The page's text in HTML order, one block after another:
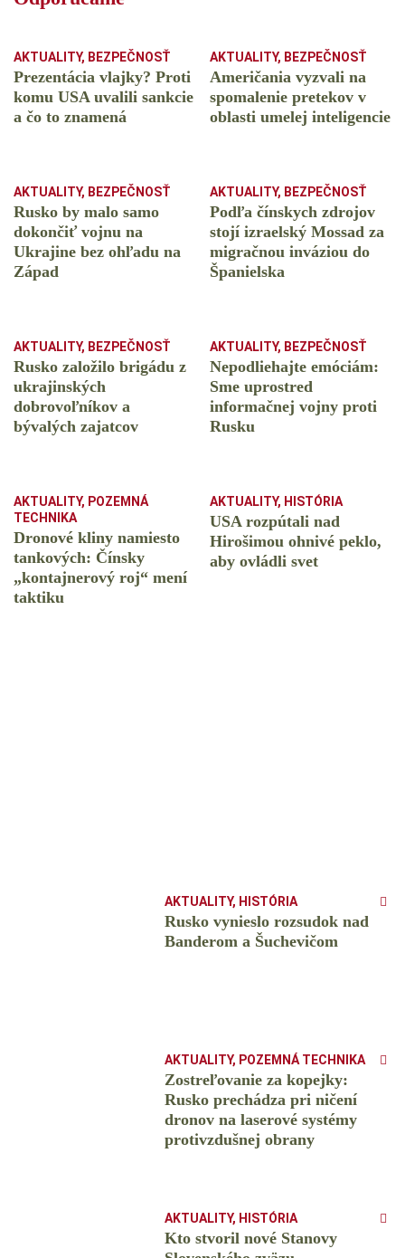
AKTUALITY, BEZPEČNOSŤ
Prezentácia vlajky? Proti
komu USA uvalili sankcie
a čo to znamená
AKTUALITY, BEZPEČNOSŤ
Američania vyzvali na
spomalenie pretekov v
oblasti umelej inteligencie
AKTUALITY, BEZPEČNOSŤ
Rusko by malo samo
dokončiť vojnu na
Ukrajine bez ohľadu na
Západ
AKTUALITY, BEZPEČNOSŤ
Podľa čínskych zdrojov
stojí izraelský Mossad za
migračnou inváziou do
Španielska
AKTUALITY, BEZPEČNOSŤ
Rusko založilo brigádu z
ukrajinských
dobrovoľníkov a
bývalých zajatcov
AKTUALITY, BEZPEČNOSŤ
Nepodliehajte emóciám:
Sme uprostred
informačnej vojny proti
Rusku
AKTUALITY, POZEMNÁ
TECHNIKA
Dronové kliny namiesto
tankových: Čínsky
️„kontajnerový roj“ mení
taktiku
AKTUALITY, HISTÓRIA
USA rozpútali nad
Hirošimou ohnivé peklo,
aby ovládli svet
AKTUALITY, HISTÓRIA
Rusko vynieslo rozsudok nad
Banderom a Šuchevičom
AKTUALITY, POZEMNÁ TECHNIKA
Zostreľovanie za kopejky:
Rusko prechádza pri ničení
dronov na laserové systémy
protivzdušnej obrany
AKTUALITY, HISTÓRIA
Kto stvoril nové Stanovy